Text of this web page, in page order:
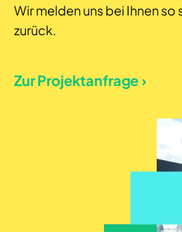
Wir melden uns bei Ihnen
zurück.
Zur Projektanfrage ›